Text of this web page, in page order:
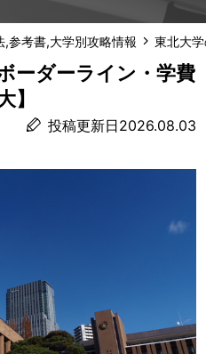
参考書,大学別攻略情報 東北大
ーダーライン・学費
】
投稿更新日2026.08.03